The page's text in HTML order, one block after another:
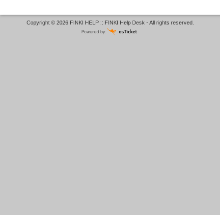
Copyright © 2026 FINKI HELP :: FINKI Help Desk - All rights reserved.